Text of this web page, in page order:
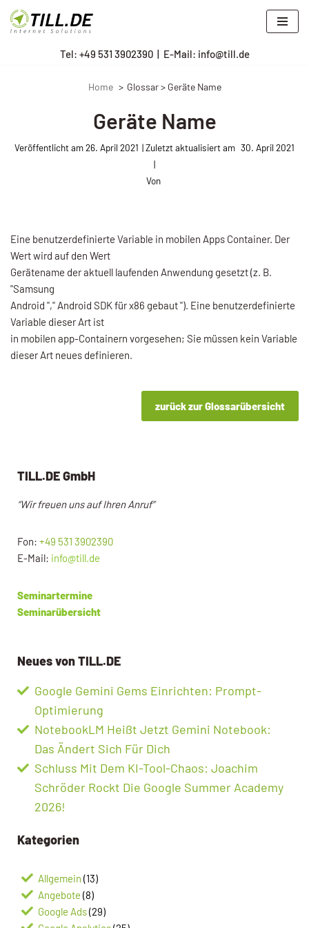
Zum
Tel: +49 531 3902390| E-Mail: info@till.de
Home Glossar > Geräte Name
Geräte Name
Veröffentlicht am26. April 2021 30. April 2021
Von
Eine benutzerdefinierte Variable in mobilen Apps Container. Der
Wert wird auf den Wert
Gerätename der aktuell laufenden Anwendung gesetzt (z. B.
"Samsung
Android "," Android SDK für x86 gebaut "). Eine benutzerdefinierte
Variable dieser Art ist
in mobilen app-Containern vorgesehen; Sie müssen kein Variable
dieser Art neues definieren.
zurück zur Glossarübersicht
TILL.DE GmbH
“Wir freuen uns auf Ihren Anruf”
Fon: +49 531 3902390
E-Mail: info@till.de
Seminartermine
Seminarübersicht
Neues von TILL.DE
Google Gemini Gems Einrichten: Prompt-
Optimierung
NotebookLM Heißt Jetzt Gemini Notebook:
Das Ändert Sich Für Dich
Schluss Mit Dem KI-Tool-Chaos: Joachim
Schröder Rockt Die Google Summer Academy
2026!
Kategorien
Allgemein (13)
Angebote (8)
Google Ads(29)